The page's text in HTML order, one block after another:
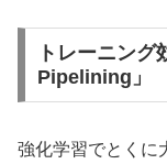
トレーニン
Pipelining」
強化学習でとくに